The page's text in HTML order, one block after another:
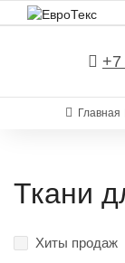
+7
Главная
Ткани
Хиты продаж